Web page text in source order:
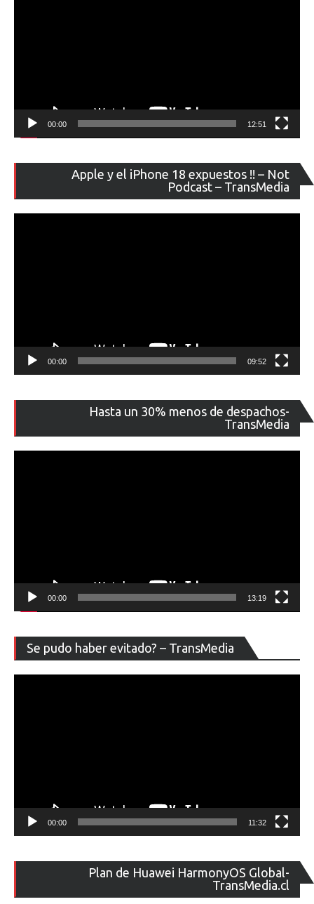
00:00 12:51
Apple y el iPhone 18 expuestos !! – Not
Podcast – TransMedia
de
00:00 09:52
Hasta un 30% menos de despachos-
TransMedia
de
00:00 13:19
Se pudo haber evitado? – TransMedia
de
00:00 11:32
Plan de Huawei HarmonyOS Global-
TransMedia.cl
de